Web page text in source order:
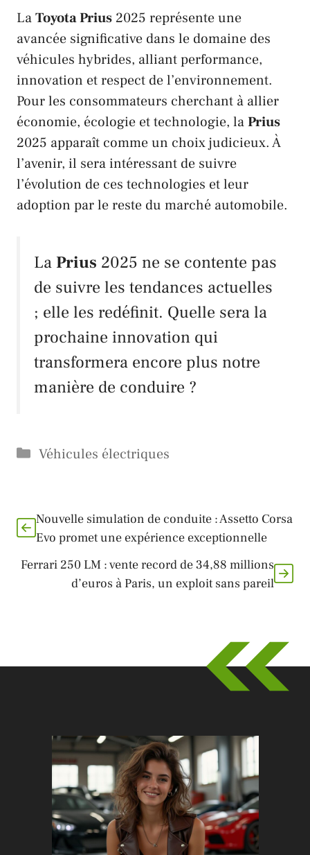
LaToyota Prius 2025 représente une
avancée significative dans le domaine des
véhicules hybrides, alliant performance,
innovation et respect de l’environnement.
Pour les consommateurs cherchant à allier
économie, écologie et technologie, laPrius
2025 apparaît comme un choix judicieux. À
l’avenir, il sera intéressant de suivre
l’évolution de ces technologies et leur
adoption par le reste du marché automobile.
La Prius 2025 ne se contente pas
de suivre les tendances actuelles
; elle les redéfinit. Quelle sera la
prochaine innovation qui
transformera encore plus notre
manière de conduire ?
Catégories
Véhicules électriques
Nouvelle simulation de conduite : Assetto Corsa
Evo promet une expérience exceptionnelle
Ferrari 250 LM : vente record de 34,88 millions
d’euros à Paris, un exploit sans pareil